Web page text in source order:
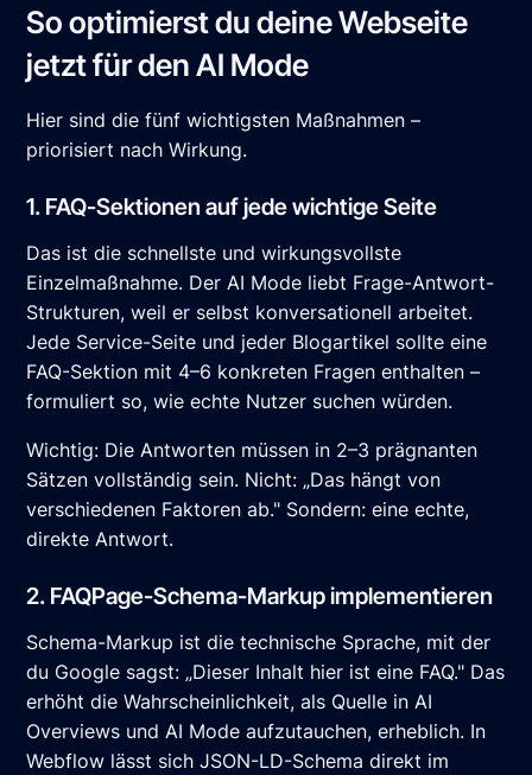
So optimierst du deine Webseite
jetzt für den AI Mode
Hier sind die fünf wichtigsten Maßnahmen –
priorisiert nach Wirkung.
1. FAQ-Sektionen auf jede wichtige Seite
Das ist die schnellste und wirkungsvollste
Einzelmaßnahme. Der AI Mode liebt Frage-Antwort-
Strukturen, weil er selbst konversationell arbeitet.
Jede Service-Seite und jeder Blogartikel sollte eine
FAQ-Sektion mit 4–6 konkreten Fragen enthalten –
formuliert so, wie echte Nutzer suchen würden.
Wichtig: Die Antworten müssen in 2–3 prägnanten
Sätzen vollständig sein. Nicht: „Das hängt von
verschiedenen Faktoren ab." Sondern: eine echte,
direkte Antwort.
2. FAQPage-Schema-Markup implementieren
Schema-Markup ist die technische Sprache, mit der
du Google sagst: „Dieser Inhalt hier ist eine FAQ." Das
erhöht die Wahrscheinlichkeit, als Quelle in AI
Overviews und AI Mode aufzutauchen, erheblich. In
Webflow lässt sich JSON-LD-Schema direkt im